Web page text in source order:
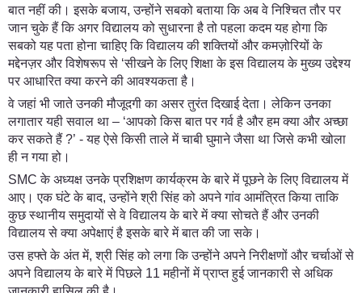
बात नहीं की। इसके बजाय, उन्होंने सबको बताया कि अब वे निश्चित तौर पर
जान चुके हैं कि अगर विद्यालय को सुधारना है तो पहला कदम यह होगा कि
सबको यह पता होना चाहिए कि विद्यालय की शक्तियों और कमज़ोरियों के
मद्देनज़र और विशेषरूप से ‘सीखने के लिए शिक्षा के इस विद्यालय के मुख्य उद्देश्य
पर आधारित क्या करने की आवश्यकता है।
वे जहां भी जाते उनकी मौजूदगी का असर तुरंत दिखाई देता। लेकिन उनका
लगातार यही सवाल था – ‘आपको किस बात पर गर्व है और हम क्या और अच्छा
कर सकते हैं ?’ - यह ऐसे किसी ताले में चाबी घुमाने जैसा था जिसे कभी खोला
ही न गया हो।
SMC के अध्यक्ष उनके प्रशिक्षण कार्यक्रम के बारे में पूछने के लिए विद्यालय में
आए। एक घंटे के बाद, उन्होंने श्री सिंह को अपने गांव आमंत्रित किया ताकि
कुछ स्थानीय समुदायों से वे विद्यालय के बारे में क्या सोचते हैं और उनकी
विद्यालय से क्या अपेक्षाएं है इसके बारे में बात की जा सके।
उस हफ्ते के अंत में, श्री सिंह को लगा कि उन्होंने अपने निरीक्षणों और चर्चाओं से
अपने विद्यालय के बारे में पिछले 11 महीनों में प्राप्त हुई जानकारी से अधिक